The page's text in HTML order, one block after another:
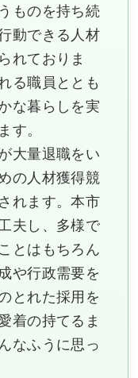
ものを持ち続
動できる人材
れておりま
る職員ととも
な暮らしを実
す。
大量退職をい
の人材獲得競
れます。本市
夫し、多様で
とはもちろん
や行政需要を
とれた採用を
着の持てるま
なふうに思っ